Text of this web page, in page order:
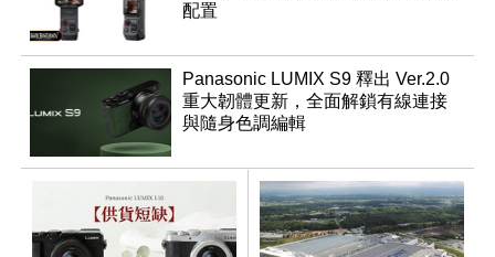
配置
Panasonic LUMIX S9 釋出 Ver.2.0
重大韌體更新，全面解鎖有線連接
與隨身色調編輯